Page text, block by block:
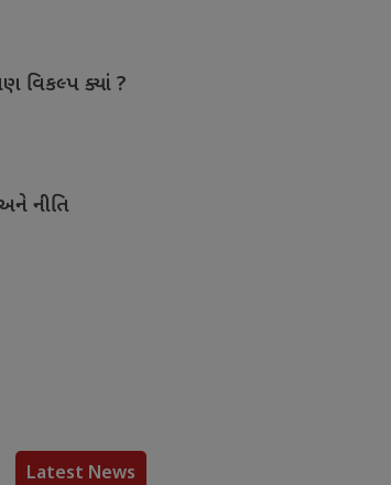
વિકલ્પ ક્યાં ?
નીતિ
Latest News